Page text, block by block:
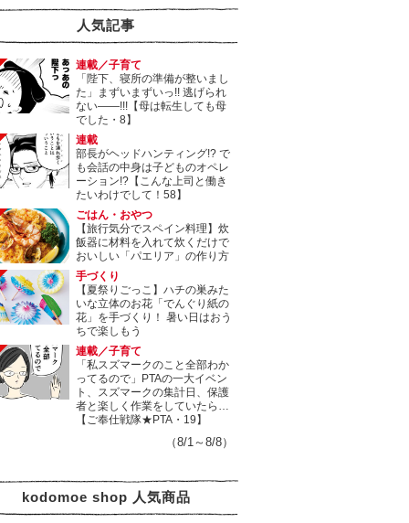
人気記事
連載／子育て
「陛下、寝所の準備が整いまし
た」まずいまずいっ!! 逃げられ
ない――!!!【母は転生しても母
でした・8】
連載
部長がヘッドハンティング!? で
も会話の中身は子どものオペレ
ーション!?【こんな上司と働き
たいわけでして！58】
ごはん・おやつ
【旅行気分でスペイン料理】炊
飯器に材料を入れて炊くだけで
おいしい「パエリア」の作り方
手づくり
【夏祭りごっこ】ハチの巣みた
いな立体のお花「でんぐり紙の
花」を手づくり！ 暑い日はおう
ちで楽しもう
連載／子育て
「私スズマークのこと全部わか
ってるので」PTAの一大イベン
ト、スズマークの集計日、保護
者と楽しく作業をしていたら…
【ご奉仕戦隊★PTA・19】
（8/1～8/8）
kodomoe shop 人気商品